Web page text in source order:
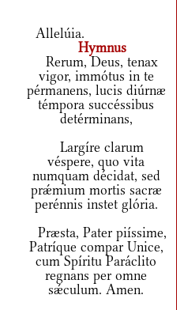
Allelúia.
Hymnus
Rerum, Deus, tenax
vigor, immótus in te
pérmanens, lucis diúrnæ
témpora succéssibus
detérminans,
Largíre clarum
véspere, quo vita
numquam décidat, sed
prǽmium mortis sacræ
perénnis instet glória.
Præsta, Pater piíssime,
Patríque compar Unice,
cum Spíritu Paráclito
regnans per omne
sǽculum. Amen.